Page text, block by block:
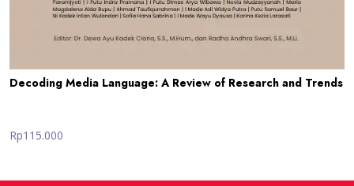
Decoding Media Language: A Review of Research and Trends
Rp115.000